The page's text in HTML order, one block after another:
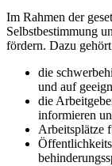
Im Rahmen der
Selbstbestimmung
fördern. Dazu
die
und auf
die
informieren
Arbeitsplätze